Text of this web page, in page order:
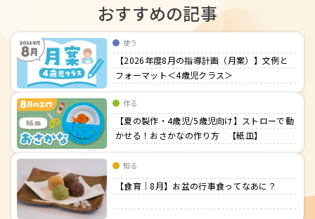
おすすめの記事
使う
【2026年度8月の指導計画（月案）】文例と
フォーマット＜4歳児クラス＞
作る
【夏の製作・4歳児/5歳児向け】ストローで動
かせる！おさかなの作り方 【紙皿】
知る
【食育｜8月】お盆の行事食ってなあに？